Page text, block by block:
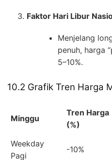
Faktor Hari Libur
Menjelang
penuh, harga
5–10%.
10.2 Grafik Tren Harga
Minggu
Tren Harga
(%)
Weekday
Pagi
-10%